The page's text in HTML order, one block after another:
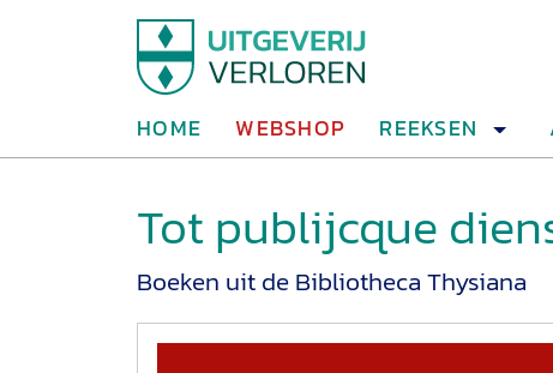
HOME WEBSHOP REEKSEN
Tot publijcque
Boeken uit de Bibliotheca Thysiana